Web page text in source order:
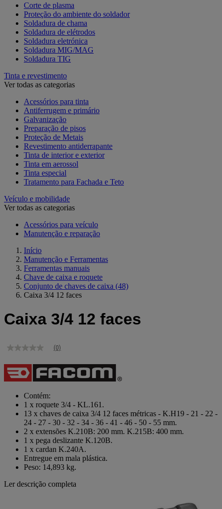
Corte de plasma
Proteção do ambiente do soldador
Soldadura de chama
Soldadura de elétrodos
Soldadura eletrónica
Soldadura MIG/MAG
Soldadura TIG
Tinta e revestimento
Ver todas as categorias
Acessórios para tinta
Antiferrugem e primário
Galvanização
Preparação de pisos
Proteção de Metais
Revestimento antiderrapante
Tinta de interior e exterior
Tinta em aerossol
Tinta especial
Tratamento para Fachada e Teto
Veículo e mobilidade
Ver todas as categorias
Acessórios para veículo
Manutenção e reparação
Início
Manutenção e Ferramentas
Ferramentas manuais
Chave de caixa e roquete
Conjunto de chaves de caixa (48)
Caixa 3/4 12 faces
Caixa 3/4 12 faces
Sem
de
classificação
Link
mesma
página.
(0)
Contém:
1 x roquete 3/4 - KL.161.
13 x chaves de caixa 3/4 12 faces métricas - K.H19 - 21 - 22 -
24 - 27 - 30 - 32 - 34 - 36 - 41 - 46 - 50 - 55 mm.
2 x extensões K.210B: 200 mm. K.215B: 400 mm.
1 x pega deslizante K.120B.
1 x cardan K.240A.
Entregue em mala plástica.
Peso: 14,893 kg.
Ler descrição completa